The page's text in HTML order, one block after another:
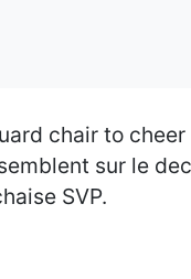
chair to
sur le
SVP.